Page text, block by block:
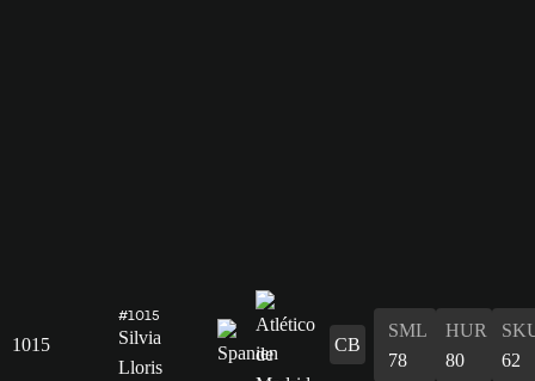
1015
#1015
Silvia
Lloris
CB
SML
78
HUR
80
62